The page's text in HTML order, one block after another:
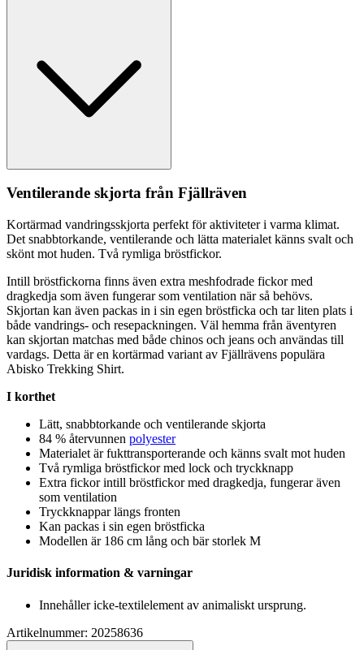
Ventilerande skjorta från Fjällräven
Kortärmad vandringsskjorta perfekt för aktiviteter i varma klimat.
Det snabbtorkande, ventilerande och lätta materialet känns svalt och
skönt mot huden. Två rymliga bröstfickor.
Intill bröstfickorna finns även extra meshfodrade fickor med
dragkedja som även fungerar som ventilation när så behövs.
Skjortan kan även packas in i sin egen bröstficka och tar liten plats i
både vandrings- och resepackningen. Väl hemma från äventyren
kan skjortan matchas med både chinos och jeans och användas till
vardags. Detta är en kortärmad variant av Fjällrävens populära
Abisko Trekking Shirt.
I korthet
Lätt, snabbtorkande och ventilerande skjorta
84 % återvunnen polyester
Materialet är fukttransporterande och känns svalt mot huden
Två rymliga bröstfickor med lock och tryckknapp
Extra fickor intill bröstfickor med dragkedja, fungerar även
som ventilation
Tryckknappar längs fronten
Kan packas i sin egen bröstficka
Modellen är 186 cm lång och bär storlek M
Juridisk information & varningar
Innehåller icke-textilelement av animaliskt ursprung.
Artikelnummer: 20258636